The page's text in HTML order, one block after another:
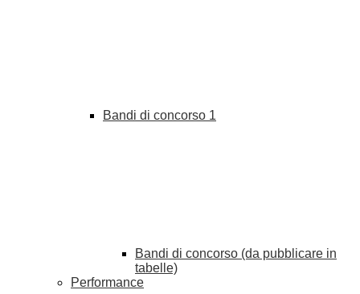
Bandi di concorso 1
Bandi di concorso (da pubblicare in
tabelle)
Performance